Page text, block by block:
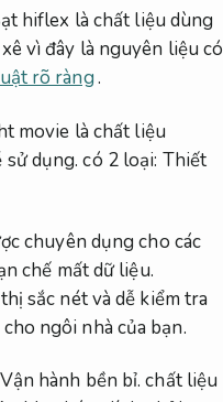
hiflex là chất liệu dùng
vì đây là nguyên liệu có
rõ ràng.
movie là chất liệu
sử dụng. có 2 loại: Thiết
chuyên dụng cho các
chế mất dữ liệu.
sắc nét và dễ kiểm tra
ngôi nhà của bạn.
Vận hành bền bỉ. chất liệu